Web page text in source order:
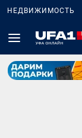
НЕДВИЖИМОСТЬ